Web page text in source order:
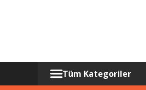
Tüm Kategoriler